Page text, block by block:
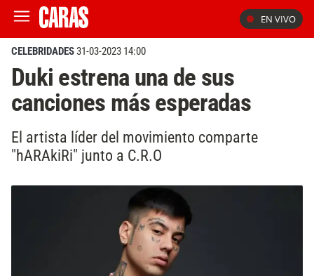
EN VIVO
CELEBRIDADES31-03-2023 14:00
Duki estrena una de sus
canciones más esperadas
El artista líder del movimiento comparte
"hARAkiRi" junto a C.R.O